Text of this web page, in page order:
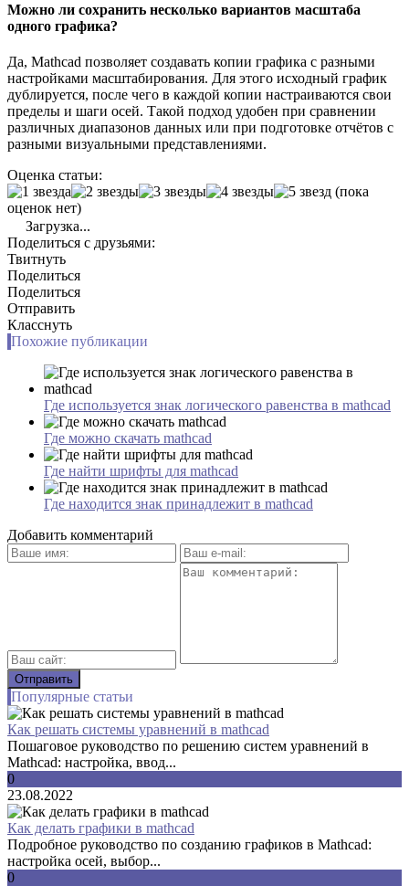
Можно ли сохранить несколько вариантов масштаба
одного графика?
Да, Mathcad позволяет создавать копии графика с разными
настройками масштабирования. Для этого исходный график
дублируется, после чего в каждой копии настраиваются свои
пределы и шаги осей. Такой подход удобен при сравнении
различных диапазонов данных или при подготовке отчётов с
разными визуальными представлениями.
Оценка статьи:
(пока
оценок нет)
Загрузка...
Поделиться с друзьями:
Твитнуть
Поделиться
Поделиться
Отправить
Класснуть
Похожие публикации
Где используется знак логического равенства в mathcad
Где можно скачать mathcad
Где найти шрифты для mathcad
Где находится знак принадлежит в mathcad
Добавить комментарий
Популярные статьи
Как решать системы уравнений в mathcad
Пошаговое руководство по решению систем уравнений в
Mathcad: настройка, ввод...
0
23.08.2022
Как делать графики в mathcad
Подробное руководство по созданию графиков в Mathcad:
настройка осей, выбор...
0